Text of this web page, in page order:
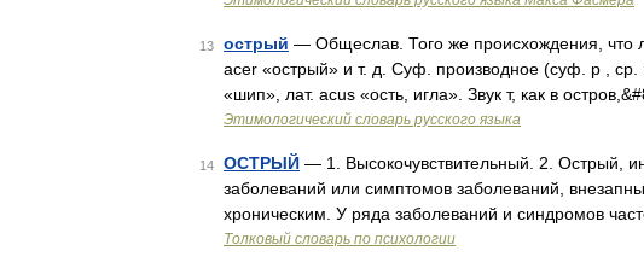
13 острый — Общеслав. Того же происхождения, что
acer «острый» и т. д. Суф. производное (суф. р , ср.
«шип», лат. acus «ость, игла». Звук т, как в
Этимологический словарь русского языка
14 ОСТРЫЙ — 1. Высокочувствительный. 2. Острый,
заболеваний или симптомов заболеваний,
хроническим. У ряда заболеваний и синдромов
Толковый словарь по психологии